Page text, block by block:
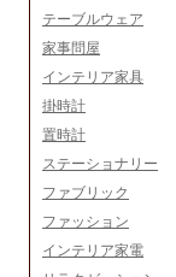
テーブルウェア
家事問屋
インテリア家具
掛時計
置時計
ステーショナリー
ファブリック
ファッション
インテリア家電